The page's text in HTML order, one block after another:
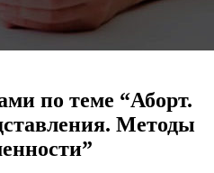
по теме “Аборт.
Методы